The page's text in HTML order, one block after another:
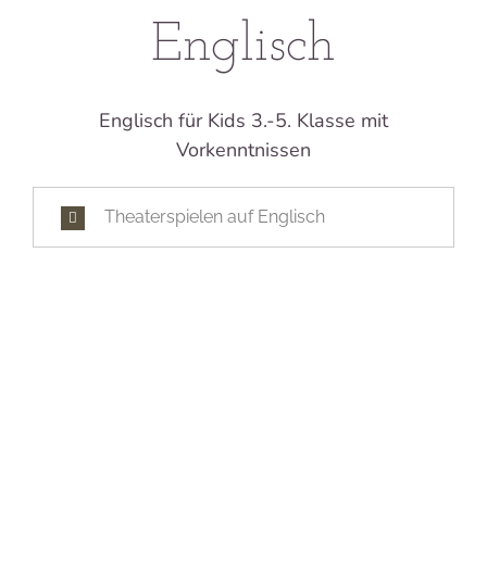
Englisch
Englisch für Kids 3.-5. Klasse mit
Vorkenntnissen
Theaterspielen auf Englisch